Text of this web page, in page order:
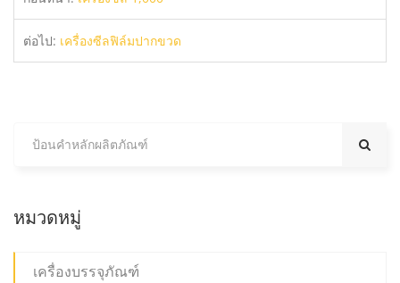
ต่อไป: เครื่องซีลฟิล์มปากขวด
หมวดหมู่
เครื่องบรรจุภัณฑ์